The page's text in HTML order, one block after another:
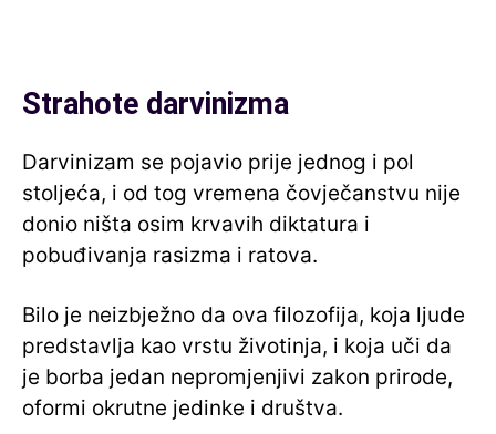
Strahote darvinizma
Darvinizam se pojavio prije jednog i pol
stoljeća, i od tog vremena čovječanstvu nije
donio ništa osim krvavih diktatura i
pobuđivanja rasizma i ratova.
Bilo je neizbježno da ova filozofija, koja ljude
predstavlja kao vrstu životinja, i koja uči da
je borba jedan nepromjenjivi zakon prirode,
oformi okrutne jedinke i društva.